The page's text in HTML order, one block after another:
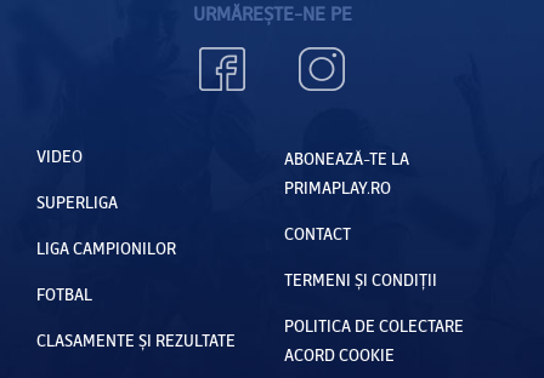
URMĂREȘTE-NE PE
VIDEO
SUPERLIGA
LIGA CAMPIONILOR
FOTBAL
CLASAMENTE ȘI REZULTATE
ABONEAZĂ-TE LA
PRIMAPLAY.RO
CONTACT
TERMENI ȘI CONDIȚII
POLITICA DE COLECTARE
ACORD COOKIE